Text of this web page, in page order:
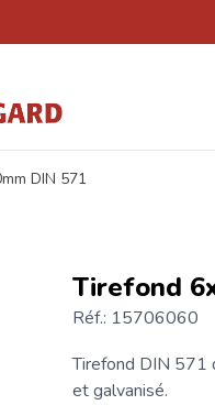
DIN 571
Tirefond
Réf.: 15706060
Tirefond DIN 571
et galvanisé.